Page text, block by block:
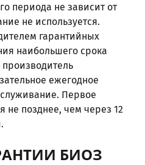
периода не зависит от
не используется.
гарантийных
наибольшего срока
ежегодное
Первое
не позднее, чем через 12
БИОЗ